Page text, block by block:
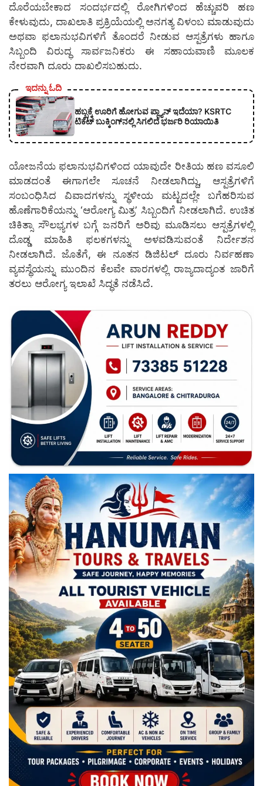
ದೊರೆಯಬೇಕಾದ ಸಂದರ್ಭದಲ್ಲಿ ರೋಗಿಗಳಿಂದ ಹೆಚ್ಚುವರಿ ಹಣ
ಕೇಳುವುದು, ದಾಖಲಾತಿ ಪ್ರಕ್ರಿಯೆಯಲ್ಲಿ ಅನಗತ್ಯ ವಿಳಂಬ ಮಾಡುವುದು
ಅಥವಾ ಫಲಾನುಭವಿಗಳಿಗೆ ತೊಂದರೆ ನೀಡುವ ಆಸ್ಪತ್ರೆಗಳು ಹಾಗೂ
ಸಿಬ್ಬಂದಿ ವಿರುದ್ಧ ಸಾರ್ವಜನಿಕರು ಈ ಸಹಾಯವಾಣಿ ಮೂಲಕ
ನೇರವಾಗಿ ದೂರು ದಾಖಲಿಸಬಹುದು.
ಇದನ್ನು ಓದಿ
ಹಬ್ಬಕ್ಕೆ ಊರಿಗೆ ಹೋಗುವ ಪ್ಲ್ಯಾನ್ ಇದೆಯಾ? KSRTC
ಟಿಕೆಟ್ ಬುಕ್ಕಿಂಗ್‌ನಲ್ಲಿ ಸಿಗಲಿದೆ ಭರ್ಜರಿ ರಿಯಾಯಿತಿ
ಯೋಜನೆಯ ಫಲಾನುಭವಿಗಳಿಂದ ಯಾವುದೇ ರೀತಿಯ ಹಣ ವಸೂಲಿ
ಮಾಡದಂತೆ ಈಗಾಗಲೇ ಸೂಚನೆ ನೀಡಲಾಗಿದ್ದು, ಆಸ್ಪತ್ರೆಗಳಿಗೆ
ಸಂಬಂಧಿಸಿದ ವಿವಾದಗಳನ್ನು ಸ್ಥಳೀಯ ಮಟ್ಟದಲ್ಲೇ ಬಗೆಹರಿಸುವ
ಹೊಣೆಗಾರಿಕೆಯನ್ನು ‘ಆರೋಗ್ಯ ಮಿತ್ರ’ ಸಿಬ್ಬಂದಿಗೆ ನೀಡಲಾಗಿದೆ. ಉಚಿತ
ಚಿಕಿತ್ಸಾ ಸೌಲಭ್ಯಗಳ ಬಗ್ಗೆ ಜನರಿಗೆ ಅರಿವು ಮೂಡಿಸಲು ಆಸ್ಪತ್ರೆಗಳಲ್ಲಿ
ದೊಡ್ಡ ಮಾಹಿತಿ ಫಲಕಗಳನ್ನು ಅಳವಡಿಸುವಂತೆ ನಿರ್ದೇಶನ
ನೀಡಲಾಗಿದೆ. ಜೊತೆಗೆ, ಈ ನೂತನ ಡಿಜಿಟಲ್ ದೂರು ನಿರ್ವಹಣಾ
ವ್ಯವಸ್ಥೆಯನ್ನು ಮುಂದಿನ ಕೆಲವೇ ವಾರಗಳಲ್ಲಿ ರಾಜ್ಯದಾದ್ಯಂತ ಜಾರಿಗೆ
ತರಲು ಆರೋಗ್ಯ ಇಲಾಖೆ ಸಿದ್ಧತೆ ನಡೆಸಿದೆ.